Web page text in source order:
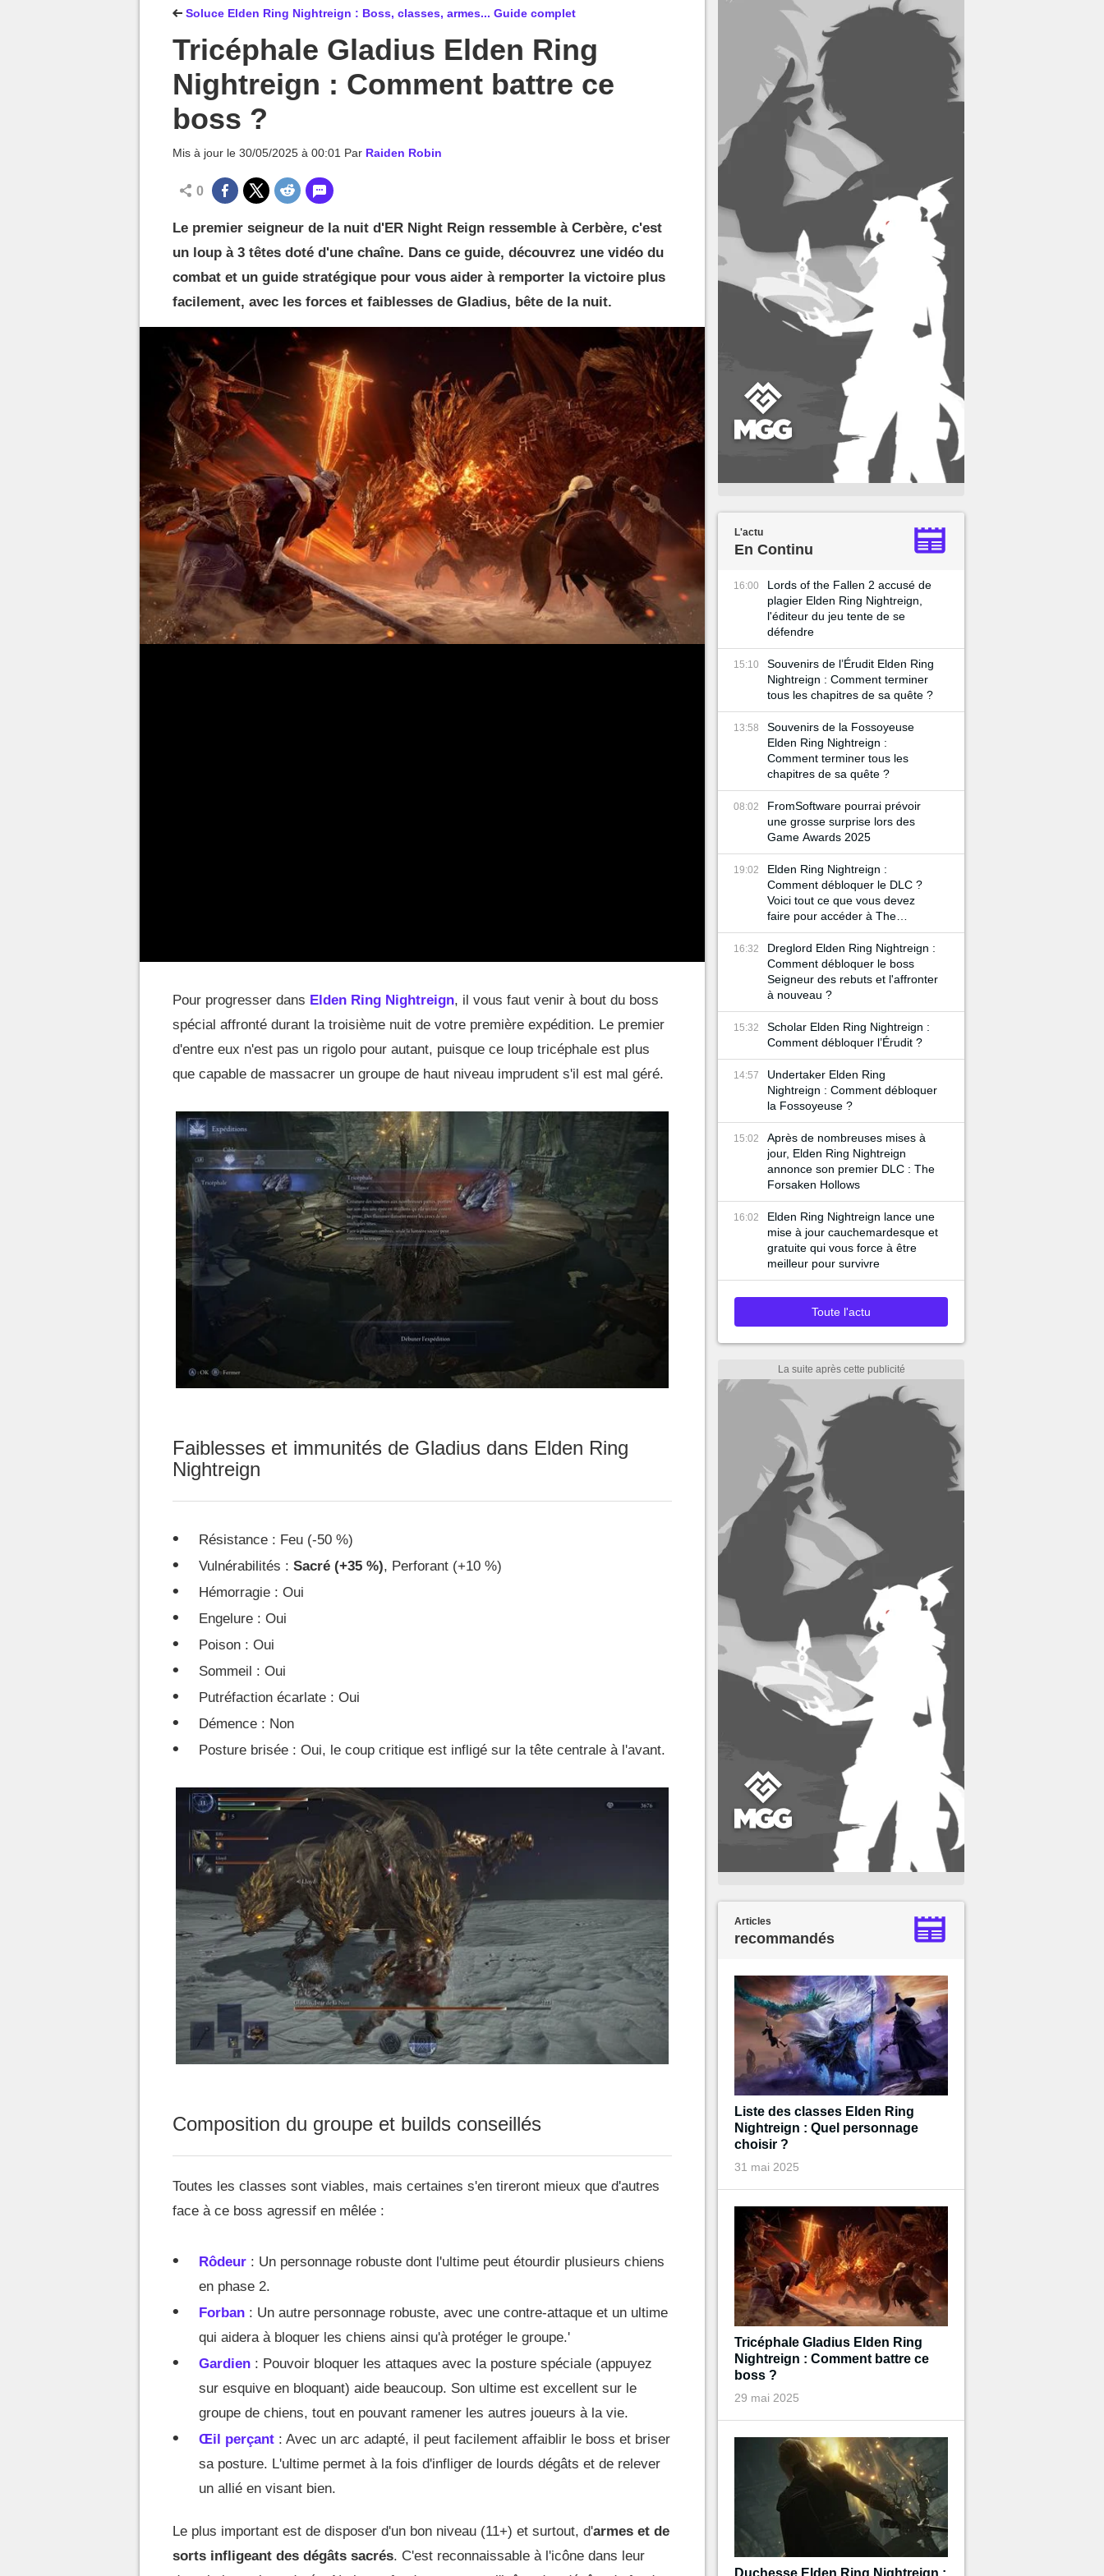
Soluce Elden Ring Nightreign : Boss, classes, armes... Guide complet
Tricéphale Gladius Elden Ring
Nightreign : Comment battre ce
boss ?
Mis à jour le 30/05/2025 à 00:01 Par Raiden Robin
0
Le premier seigneur de la nuit d'ER Night Reign ressemble à Cerbère, c'est
un loup à 3 têtes doté d'une chaîne. Dans ce guide, découvrez une vidéo du
combat et un guide stratégique pour vous aider à remporter la victoire plus
facilement, avec les forces et faiblesses de Gladius, bête de la nuit.
Pour progresser dans Elden Ring Nightreign, il vous faut venir à bout du boss
spécial affronté durant la troisième nuit de votre première expédition. Le premier
d'entre eux n'est pas un rigolo pour autant, puisque ce loup tricéphale est plus
que capable de massacrer un groupe de haut niveau imprudent s'il est mal géré.
Faiblesses et immunités de Gladius dans Elden Ring
Nightreign
Résistance : Feu (-50 %)
Vulnérabilités : Sacré (+35 %), Perforant (+10 %)
Hémorragie : Oui
Engelure : Oui
Poison : Oui
Sommeil : Oui
Putréfaction écarlate : Oui
Démence : Non
Posture brisée : Oui, le coup critique est infligé sur la tête centrale à l'avant.
Composition du groupe et builds conseillés
Toutes les classes sont viables, mais certaines s'en tireront mieux que d'autres
face à ce boss agressif en mêlée :
Rôdeur : Un personnage robuste dont l'ultime peut étourdir plusieurs chiens
en phase 2.
Forban : Un autre personnage robuste, avec une contre-attaque et un ultime
qui aidera à bloquer les chiens ainsi qu'à protéger le groupe.'
Gardien : Pouvoir bloquer les attaques avec la posture spéciale (appuyez
sur esquive en bloquant) aide beaucoup. Son ultime est excellent sur le
groupe de chiens, tout en pouvant ramener les autres joueurs à la vie.
Œil perçant : Avec un arc adapté, il peut facilement affaiblir le boss et briser
sa posture. L'ultime permet à la fois d'infliger de lourds dégâts et de relever
un allié en visant bien.
Le plus important est de disposer d'un bon niveau (11+) et surtout, d'armes et de
sorts infligeant des dégâts sacrés. C'est reconnaissable à l'icône dans leur
L'actu
En Continu
16:00
Lords of the Fallen 2 accusé de
plagier Elden Ring Nightreign,
l'éditeur du jeu tente de se
défendre
15:10
Souvenirs de l’Érudit Elden Ring
Nightreign : Comment terminer
tous les chapitres de sa quête ?
13:58
Souvenirs de la Fossoyeuse
Elden Ring Nightreign :
Comment terminer tous les
chapitres de sa quête ?
08:02
FromSoftware pourrai prévoir
une grosse surprise lors des
Game Awards 2025
19:02
Elden Ring Nightreign :
Comment débloquer le DLC ?
Voici tout ce que vous devez
faire pour accéder à The
Forsaken Hollows
16:32
Dreglord Elden Ring Nightreign :
Comment débloquer le boss
Seigneur des rebuts et l'affronter
à nouveau ?
15:32
Scholar Elden Ring Nightreign :
Comment débloquer l’Érudit ?
14:57
Undertaker Elden Ring
Nightreign : Comment débloquer
la Fossoyeuse ?
15:02
Après de nombreuses mises à
jour, Elden Ring Nightreign
annonce son premier DLC : The
Forsaken Hollows
16:02
Elden Ring Nightreign lance une
mise à jour cauchemardesque et
gratuite qui vous force à être
meilleur pour survivre
Toute l'actu
Articles
recommandés
Liste des classes Elden Ring
Nightreign : Quel personnage
choisir ?
31 mai 2025
Tricéphale Gladius Elden Ring
Nightreign : Comment battre ce
boss ?
29 mai 2025
Duchesse Elden Ring Nightreign :